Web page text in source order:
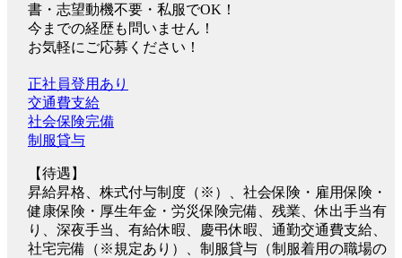
書・志望動機不要・私服でOK！
今までの経歴も問いません！
お気軽にご応募ください！
正社員登用あり
交通費支給
社会保険完備
制服貸与
【待遇】
昇給昇格、株式付与制度（※）、社会保険・雇用保険・
健康保険・厚生年金・労災保険完備、残業、休出手当有
り、深夜手当、有給休暇、慶弔休暇、通勤交通費支給、
社宅完備（※規定あり）、制服貸与（制服着用の職場の